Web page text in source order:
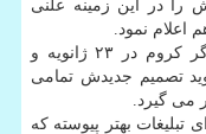
را در این زمینه علنی
اعلام نمود.
گوگل همینطور از عرضه نسخه ۶۴ مرورگر كروم در ۲۳ ژانویه و
می گوید تصمیم جدیدش تمامی
می گیرد.
تبلیغات بهتر پیوسته كه